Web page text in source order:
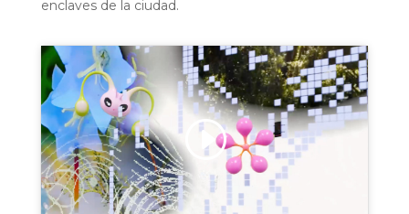
enclaves de la ciudad.
Haz clic para aceptar cookies de
marketing y permitir este contenido